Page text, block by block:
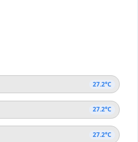
27.2°C
27.2°C
27.2°C